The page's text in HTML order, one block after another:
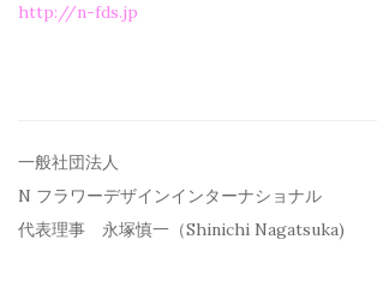
http://n-fds.jp
一般社団法人
N フラワーデザインインターナショナル
代表理事 永塚慎一（Shinichi Nagatsuka)